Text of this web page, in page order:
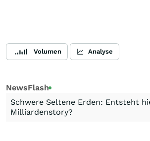
Volumen Analyse
NewsFlash
Schwere Seltene Erden: Entsteht
Milliardenstory?